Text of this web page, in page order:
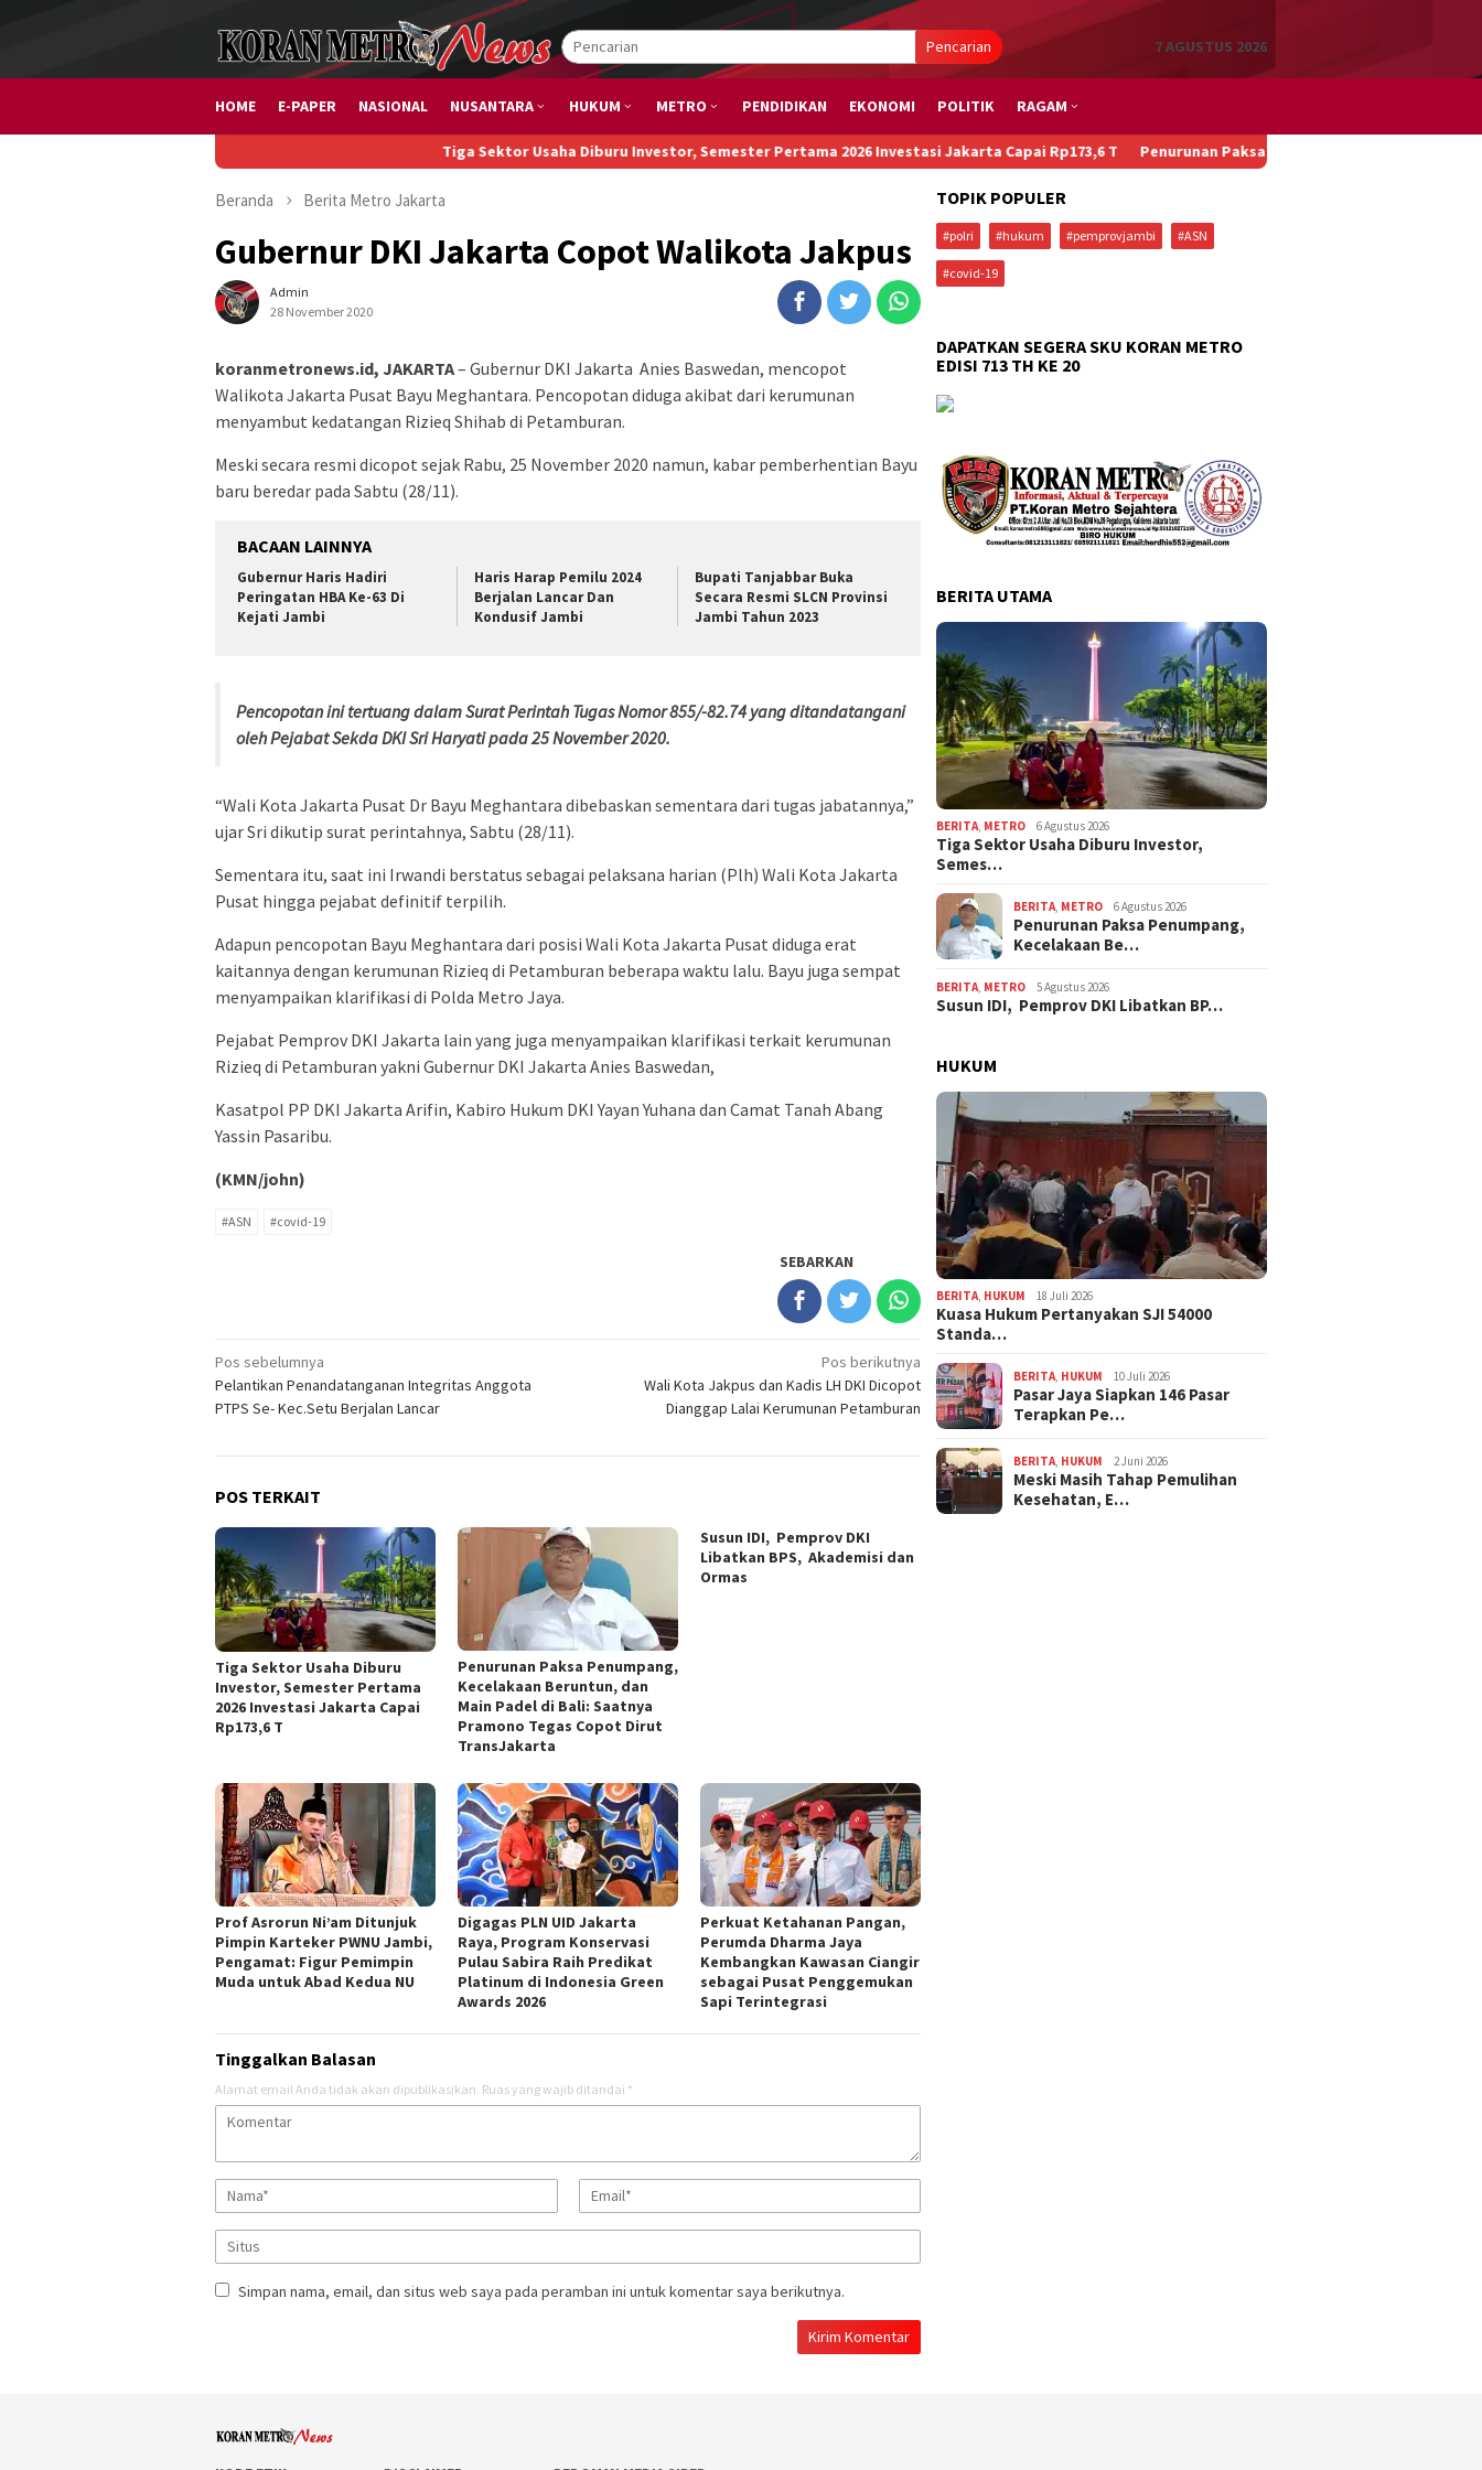
Pencarian 7 AGUSTUS 2026
HOME E-PAPER NASIONAL NUSANTARA HUKUM METRO PENDIDIKAN EKONOMI POLITIK RAGAM
Tiga Sektor Usaha Diburu Investor, Semester Pertama 2026 Investasi Jakarta Capai Rp173,6 T Penurunan Paksa Penumpang, Kecelakaan Beruntun,
Beranda Berita Metro Jakarta
Gubernur DKI Jakarta Copot Walikota Jakpus
Admin
28 November 2020
koranmetronews.id, JAKARTA– Gubernur DKI Jakarta Anies Baswedan, mencopot
Walikota Jakarta Pusat Bayu Meghantara. Pencopotan diduga akibat dari kerumunan
menyambut kedatangan Rizieq Shihab di Petamburan.
Meski secara resmi dicopot sejak Rabu, 25 November 2020 namun, kabar pemberhentian Bayu
baru beredar pada Sabtu (28/11).
BACAAN LAINNYA
Gubernur Haris Hadiri
Peringatan HBA Ke-63 Di
Kejati Jambi
Haris Harap Pemilu 2024
Berjalan Lancar Dan
Kondusif Jambi
Bupati Tanjabbar Buka
Secara Resmi SLCN Provinsi
Jambi Tahun 2023
Pencopotan ini tertuang dalam Surat Perintah Tugas Nomor 855/-82.74 yang ditandatangani
oleh Pejabat Sekda DKI Sri Haryati pada 25 November 2020.
“Wali Kota Jakarta Pusat Dr Bayu Meghantara dibebaskan sementara dari tugas jabatannya,”
ujar Sri dikutip surat perintahnya, Sabtu (28/11).
Sementara itu, saat ini Irwandi berstatus sebagai pelaksana harian (Plh) Wali Kota Jakarta
Pusat hingga pejabat definitif terpilih.
Adapun pencopotan Bayu Meghantara dari posisi Wali Kota Jakarta Pusat diduga erat
kaitannya dengan kerumunan Rizieq di Petamburan beberapa waktu lalu. Bayu juga sempat
menyampaikan klarifikasi di Polda Metro Jaya.
Pejabat Pemprov DKI Jakarta lain yang juga menyampaikan klarifikasi terkait kerumunan
Rizieq di Petamburan yakni Gubernur DKI Jakarta Anies Baswedan,
Kasatpol PP DKI Jakarta Arifin, Kabiro Hukum DKI Yayan Yuhana dan Camat Tanah Abang
Yassin Pasaribu.
(KMN/john)
#ASN #covid-19
SEBARKAN
Navigasi
pos
Pos sebelumnya
Pelantikan Penandatanganan Integritas Anggota
PTPS Se- Kec.Setu Berjalan Lancar
Pos berikutnya
Wali Kota Jakpus dan Kadis LH DKI Dicopot
Dianggap Lalai Kerumunan Petamburan
POS TERKAIT
Tiga Sektor Usaha Diburu
Investor, Semester Pertama
2026 Investasi Jakarta Capai
Rp173,6 T
Penurunan Paksa Penumpang,
Kecelakaan Beruntun, dan
Main Padel di Bali: Saatnya
Pramono Tegas Copot Dirut
TransJakarta
Susun IDI, Pemprov DKI
Libatkan BPS, Akademisi dan
Ormas
Prof Asrorun Ni’am Ditunjuk
Pimpin Karteker PWNU Jambi,
Pengamat: Figur Pemimpin
Muda untuk Abad Kedua NU
Digagas PLN UID Jakarta
Raya, Program Konservasi
Pulau Sabira Raih Predikat
Platinum di Indonesia Green
Awards 2026
Perkuat Ketahanan Pangan,
Perumda Dharma Jaya
Kembangkan Kawasan Ciangir
sebagai Pusat Penggemukan
Sapi Terintegrasi
Tinggalkan Balasan
Alamat email Anda tidak akan dipublikasikan. Ruas yang wajib ditandai *
Simpan nama, email, dan situs web saya pada peramban ini untuk komentar saya berikutnya.
TOPIK POPULER
#polri #hukum #pemprovjambi #ASN
#covid-19
DAPATKAN SEGERA SKU KORAN METRO
EDISI 713 TH KE 20
BERITA UTAMA
BERITA, METRO 6 Agustus 2026
Tiga Sektor Usaha Diburu Investor,
Semes…
BERITA, METRO 6 Agustus 2026
Penurunan Paksa Penumpang,
Kecelakaan Be…
BERITA, METRO 5 Agustus 2026
Susun IDI, Pemprov DKI Libatkan BP…
HUKUM
BERITA HUKUM 18 Juli 2026
Kuasa Hukum Pertanyakan SJI 54000
Standa…
BERITA HUKUM 10 Juli 2026
Pasar Jaya Siapkan 146 Pasar
Terapkan Pe…
BERITA HUKUM 2 Juni 2026
Meski Masih Tahap Pemulihan
Kesehatan, E…